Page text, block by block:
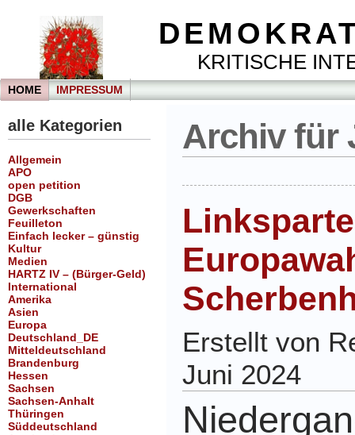
KRITISCHE
HOME IMPRESSUM
alle Kategorien
Allgemein
APO
open petition
DGB
Gewerkschaften
Feuilleton
Einfach lecker – günstig
Kultur
Medien
HARTZ IV – (Bürger-Geld)
International
Amerika
Asien
Europa
Deutschland_DE
Mitteldeutschland
Brandenburg
Hessen
Sachsen
Sachsen-Anhalt
Thüringen
Süddeutschland
Archiv für
Erstellt von
Juni 2024